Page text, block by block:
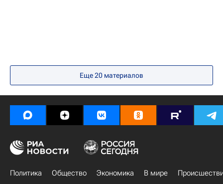
Еще20 материалов
Политика Общество Экономика В мире